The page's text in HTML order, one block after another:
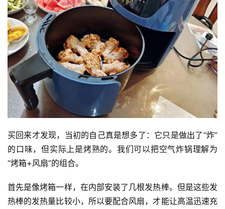
买回来才发现，当初的自己真是想多了：它只是做出了“炸”
的口味，但实际上是烤熟的。我们可以把空气炸锅理解为
“烤箱+风扇”的组合。
首先是像烤箱一样，在内部安装了几根发热棒。但是这些发
热棒的发热量比较小，所以要配合风扇，才能让高温迅速充